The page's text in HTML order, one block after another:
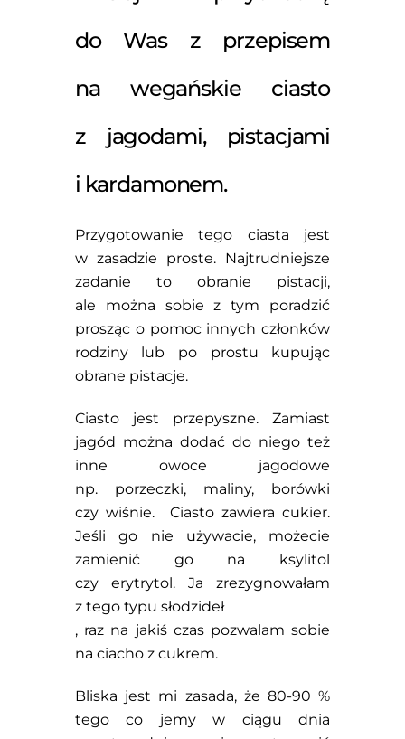
do Was z przepisem
na wegańskie ciasto
z jagodami, pistacjami
i kardamonem.
Przygotowanie tego ciasta jest
w zasadzie proste. Najtrudniejsze
zadanie to obranie pistacji,
ale można sobie z tym poradzić
prosząc o pomoc innych członków
rodziny lub po prostu kupując
obrane pistacje.
Ciasto jest przepyszne. Zamiast
jagód można dodać do niego też
inne owoce jagodowe
np. porzeczki, maliny, borówki
czy wiśnie. Ciasto zawiera cukier.
Jeśli go nie używacie, możecie
zamienić go na ksylitol
czy erytrytol. Ja zrezygnowałam
z tego typu słodzideł
, raz na jakiś czas pozwalam sobie
na ciacho z cukrem.
Bliska jest mi zasada, że 80-90 %
tego co jemy w ciągu dnia